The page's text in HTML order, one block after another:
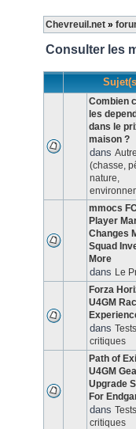
Chevreuil.net »
Consulter les
Combien
les
dans le
maison ?
dans
(chasse,
nature,
mmocs
Player
Changes
Squad
More
dans Le
Forza
U4GM
dans
critiques
Path of
U4GM
Upgrade
For
dans
critiques